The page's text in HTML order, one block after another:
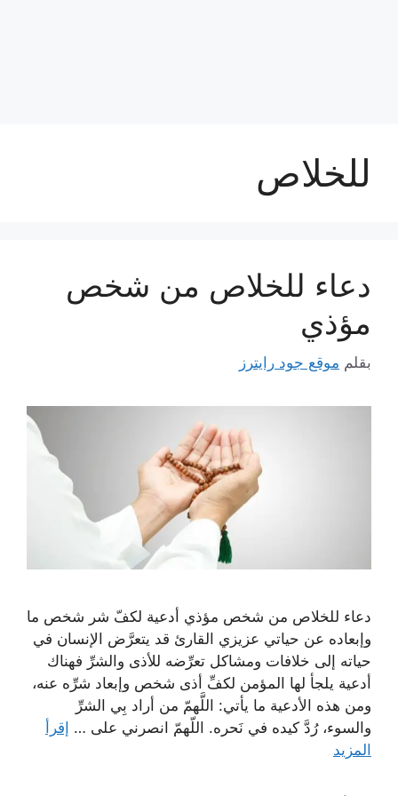
للخلاص
دعاء للخلاص من شخص
مؤذي
بقلم موقع جود رايترز
دعاء للخلاص من شخص مؤذي أدعية لكفّ شر شخص ما
وإبعاده عن حياتي عزيزي القارئ قد يتعرَّض الإنسان في
حياته إلى خلافات ومشاكل تعرِّضه للأذى والشرِّ فهناك
أدعية يلجأ لها المؤمن لكفِّ أذى شخص وإبعاد شرِّه عنه،
ومن هذه الأدعية ما يأتي: اللَّهمّ من أراد بِي الشرِّ
والسوء، رُدَّ كيده في نَحره. اللّهمّ انصرني على … إقرأ
المزيد